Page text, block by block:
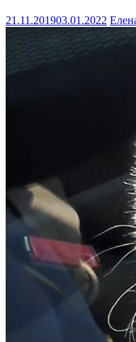
21.11.201903.01.2022